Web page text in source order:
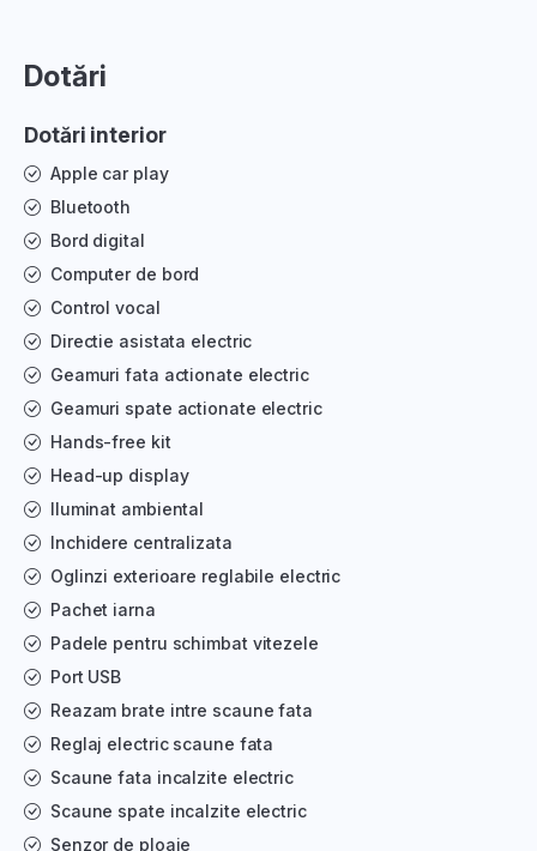
Dotări
Dotări interior
Apple car play
Bluetooth
Bord digital
Computer de bord
Control vocal
Directie asistata electric
Geamuri fata actionate electric
Geamuri spate actionate electric
Hands-free kit
Head-up display
Iluminat ambiental
Inchidere centralizata
Oglinzi exterioare reglabile electric
Pachet iarna
Padele pentru schimbat vitezele
Port USB
Reazam brate intre scaune fata
Reglaj electric scaune fata
Scaune fata incalzite electric
Scaune spate incalzite electric
Senzor de ploaie